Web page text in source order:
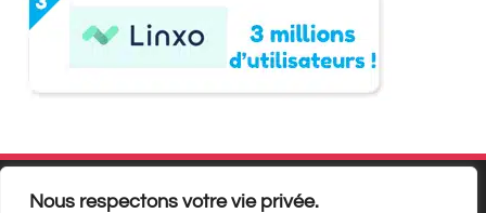
Nous respectons votre vie privée.